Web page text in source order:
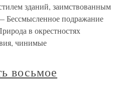
зданий, заимствованным
подражание
в окрестностях
чинимые
восьмое